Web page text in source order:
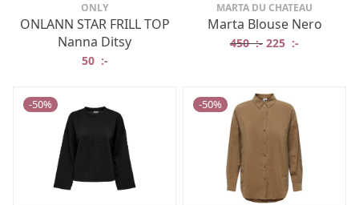
ONLY
ONLANN STAR FRILL TOP
Nanna Ditsy
50 :-
MARTA DU CHATEAU
Marta Blouse Nero
450:- Det
225 :-
-50% -50%